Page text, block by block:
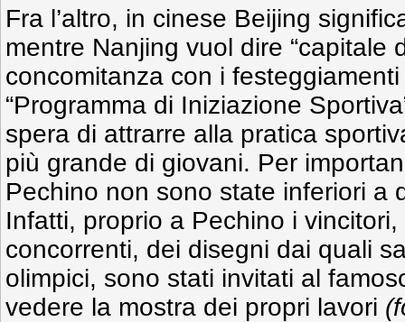
Fra l’altro, in cinese Beijing
mentre Nanjing vuol dire “capitale
concomitanza con i
“Programma di Iniziazione
spera di attrarre alla pratica
più grande di giovani. Per
Pechino non sono state inferiori a
Infatti, proprio a Pechino i
concorrenti, dei disegni dai quali
olimpici, sono stati invitati al
vedere la mostra dei propri lavori